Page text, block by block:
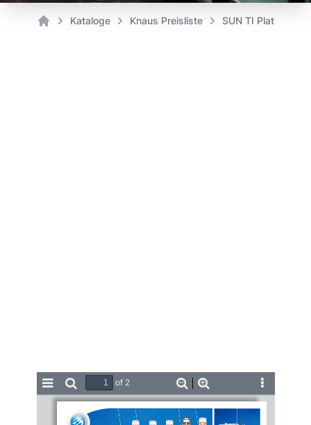
Kataloge Knaus Preisliste SUN TI Platinum
Toggle
Sidebar
Find
of 2
Zoom
Out
Zoom
In